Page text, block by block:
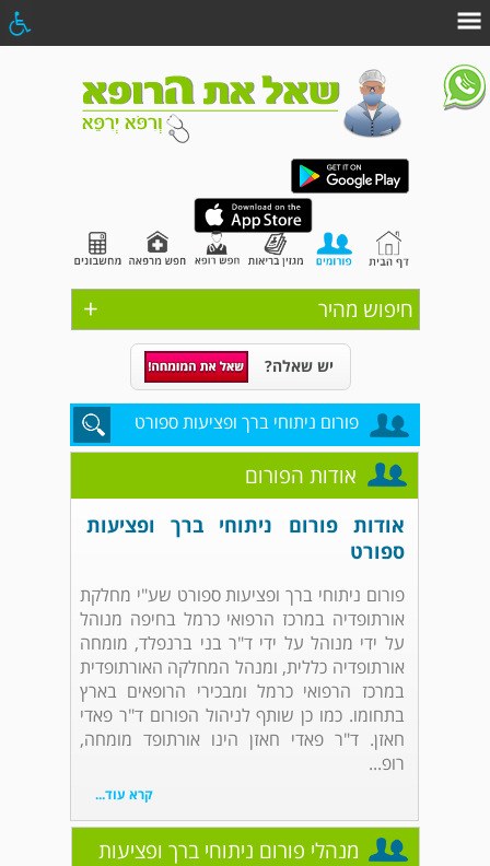
+ חיפוש מהיר
יש שאלה?
פורום ניתוחי ברך ופציעות ספורט
אודות הפורום
אודות פורום ניתוחי ברך ופציעות
ספורט
פורום ניתוחי ברך ופציעות ספורט שע"י מחלקת
אורתופדיה במרכז הרפואי כרמל בחיפה מנוהל
על ידי מנוהל על ידי ד"ר בני ברנפלד, מומחה
אורתופדיה כללית, ומנהל המחלקה האורתופדית
במרכז הרפואי כרמל ומבכירי הרופאים בארץ
בתחומו. כמו כן שותף לניהול הפורום ד"ר פאדי
חאזן. ד"ר פאדי חאזן הינו אורתופד מומחה,
רופ...
קרא עוד...
מנהלי פורום ניתוחי ברך ופציעות